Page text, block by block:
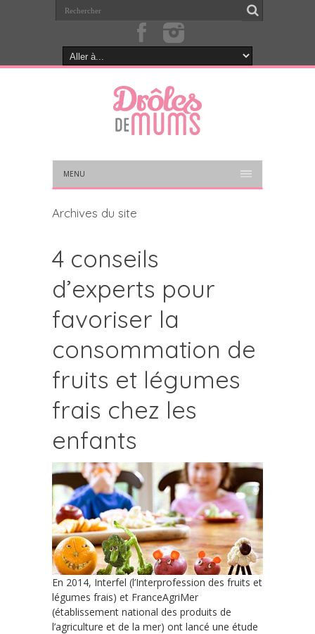
MENU
Archives du site
4 conseils
d’experts pour
favoriser la
consommation de
fruits et légumes
frais chez les
enfants
En 2014, Interfel (l’Interprofession des fruits et
légumes frais) et FranceAgriMer
(établissement national des produits de
l’agriculture et de la mer) ont lancé une étude